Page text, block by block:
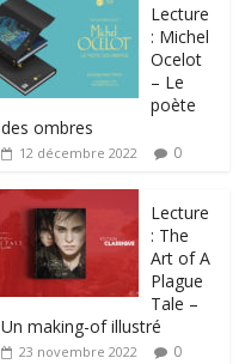
Lecture
: Michel
Ocelot
– Le
poète
des ombres
12 décembre 2022 0
Lecture
: The
Art of A
Plague
Tale –
Un making-of illustré
23 novembre 2022 0